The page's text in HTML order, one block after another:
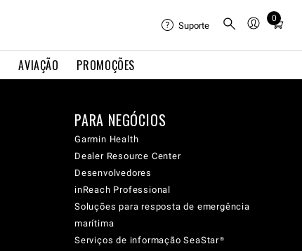
AVIAÇÃO PROMOÇÕES
Suporte
0
Total
cart:
PARA NEGÓCIOS
Garmin Health
Dealer Resource Center
Desenvolvedores
inReach Professional
Soluções para resposta de emergência
marítima
Serviços de informação SeaStar®